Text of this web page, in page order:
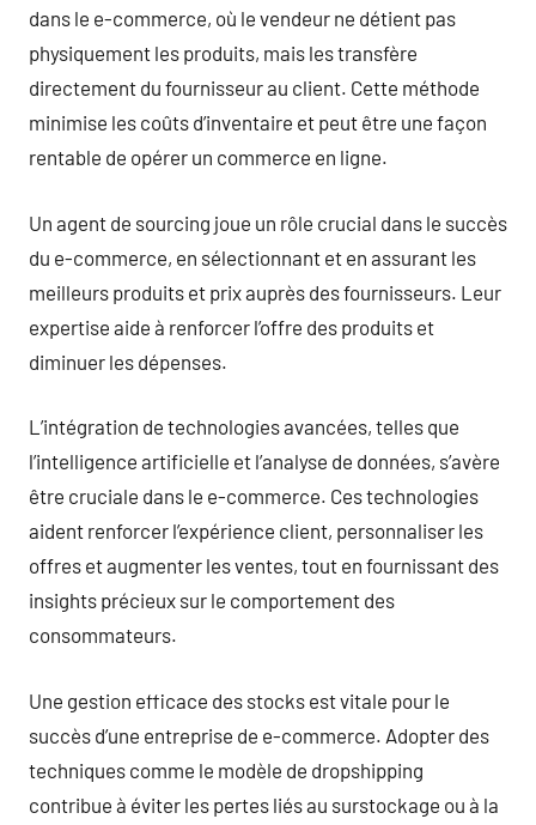
dans le e-commerce, où le vendeur ne détient pas
physiquement les produits, mais les transfère
directement du fournisseur au client. Cette méthode
minimise les coûts d’inventaire et peut être une façon
rentable de opérer un commerce en ligne.
Un agent de sourcing joue un rôle crucial dans le succès
du e-commerce, en sélectionnant et en assurant les
meilleurs produits et prix auprès des fournisseurs. Leur
expertise aide à renforcer l’offre des produits et
diminuer les dépenses.
L’intégration de technologies avancées, telles que
l’intelligence artificielle et l’analyse de données, s’avère
être cruciale dans le e-commerce. Ces technologies
aident renforcer l’expérience client, personnaliser les
offres et augmenter les ventes, tout en fournissant des
insights précieux sur le comportement des
consommateurs.
Une gestion efficace des stocks est vitale pour le
succès d’une entreprise de e-commerce. Adopter des
techniques comme le modèle de dropshipping
contribue à éviter les pertes liés au surstockage ou à la